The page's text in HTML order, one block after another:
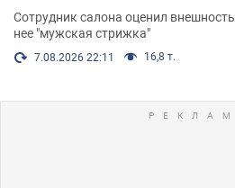
Сотрудник салона оценил
нее "мужская стрижка"
7.08.2026 22:11 16,8 т.